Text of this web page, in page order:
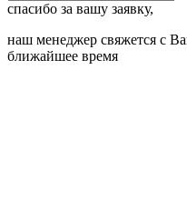
спасибо за вашу заявку,
наш менеджер свяжется с
ближайшее время